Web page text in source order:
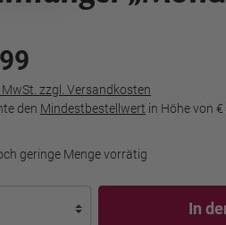
MwSt. zzgl. Versandkosten
den Mindestbestellwert in Höhe von €
geringe Menge vorrätig
In